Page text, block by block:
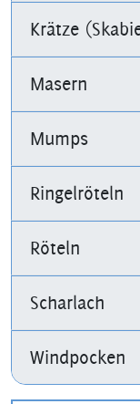
Krätze
Masern
Mumps
Ringelröteln
Röteln
Scharlach
Windpocken